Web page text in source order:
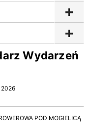
Wydarzeń
2026
POD MOGIELICĄ